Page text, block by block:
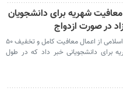
شهریه برای دانشجویان
در صورت ازدواج
دانشگاه آزاد اسلامی از اعمال معافیت کامل و تخفیف ۵۰
برای دانشجویانی خبر داد که در طول